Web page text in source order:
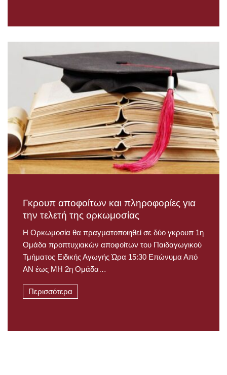
Γκρουπ αποφοίτων και πληροφορίες για
την τελετή της ορκωμοσίας
Η Ορκωμοσία θα πραγματοποιηθεί σε δύο γκρουπ 1η
Ομάδα προπτυχιακών αποφοίτων του Παιδαγωγικού
Τμήματος Ειδικής Αγωγής Ώρα 15:30 Επώνυμα Από
ΑΝ έως ΜΗ 2η Ομάδα…
Περισσότερα